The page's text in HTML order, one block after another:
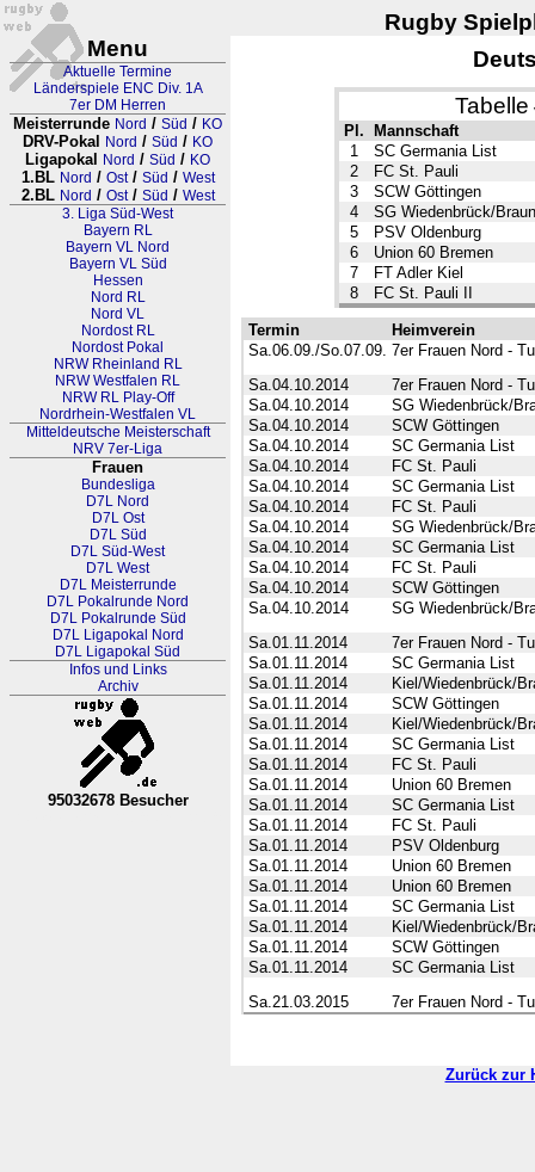
Rugby
Menu
Aktuelle Termine
Länderspiele ENC Div. 1A
7er DM Herren
Meisterrunde Nord / Süd / KO
DRV-Pokal Nord / Süd / KO
Ligapokal Nord / Süd / KO
1.BL Nord / Ost/ Süd / West
2.BL Nord / Ost/ Süd / West
3. Liga Süd-West
Bayern RL
Bayern VL Nord
Bayern VL Süd
Hessen
Nord RL
Nord VL
Nordost RL
Nordost Pokal
NRW Rheinland RL
NRW Westfalen RL
NRW RL Play-Off
Nordrhein-Westfalen VL
Mitteldeutsche Meisterschaft
NRV 7er-Liga
Frauen
Bundesliga
D7L Nord
D7L Ost
D7L Süd
D7L Süd-West
D7L West
D7L Meisterrunde
D7L Pokalrunde Nord
D7L Pokalrunde Süd
D7L Ligapokal Nord
D7L Ligapokal Süd
Infos und Links
Archiv
95032678 Besucher
Tabelle
Pl.
Mannschaft
1
SC Germania List
2
FC St. Pauli
3
SCW Göttingen
4
SG Wiedenbrück/
5
PSV Oldenburg
6
Union 60 Bremen
7
FT Adler Kiel
8
FC St. Pauli II
Termin
Heimverein
Sa.06.09./So.07.09. 7er Frauen Nord -
Sa.04.10.2014
7er Frauen Nord -
Sa.04.10.2014
SG Wiedenbrück/
Sa.04.10.2014
SCW Göttingen
Sa.04.10.2014
SC Germania List
Sa.04.10.2014
FC St. Pauli
Sa.04.10.2014
SC Germania List
Sa.04.10.2014
FC St. Pauli
Sa.04.10.2014
SG Wiedenbrück/
Sa.04.10.2014
SC Germania List
Sa.04.10.2014
FC St. Pauli
Sa.04.10.2014
SCW Göttingen
Sa.04.10.2014
SG Wiedenbrück/
Sa.01.11.2014
7er Frauen Nord -
Sa.01.11.2014
SC Germania List
Sa.01.11.2014
Kiel/Wiedenbrück/
Sa.01.11.2014
SCW Göttingen
Sa.01.11.2014
Kiel/Wiedenbrück/
Sa.01.11.2014
SC Germania List
Sa.01.11.2014
FC St. Pauli
Sa.01.11.2014
Union 60 Bremen
Sa.01.11.2014
SC Germania List
Sa.01.11.2014
FC St. Pauli
Sa.01.11.2014
PSV Oldenburg
Sa.01.11.2014
Union 60 Bremen
Sa.01.11.2014
Union 60 Bremen
Sa.01.11.2014
SC Germania List
Sa.01.11.2014
Kiel/Wiedenbrück/
Sa.01.11.2014
SCW Göttingen
Sa.01.11.2014
SC Germania List
Sa.21.03.2015
7er Frauen Nord -
Zurück zur